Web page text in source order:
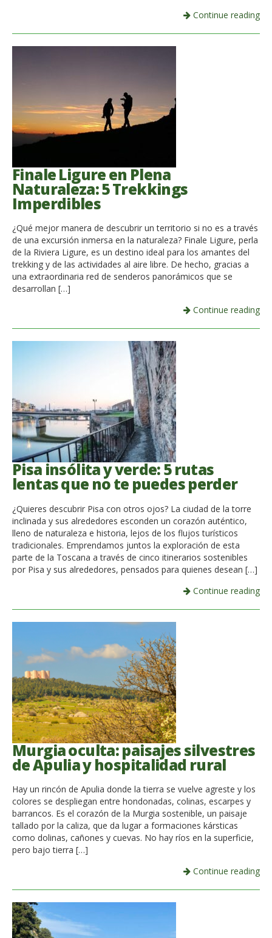
Continue reading
Finale Ligure en Plena
Naturaleza: 5 Trekkings
Imperdibles
¿Qué mejor manera de descubrir un territorio si no es a través
de una excursión inmersa en la naturaleza? Finale Ligure, perla
de la Riviera Ligure, es un destino ideal para los amantes del
trekking y de las actividades al aire libre. De hecho, gracias a
una extraordinaria red de senderos panorámicos que se
desarrollan […]
Continue reading
Pisa insólita y verde: 5 rutas
lentas que no te puedes perder
¿Quieres descubrir Pisa con otros ojos? La ciudad de la torre
inclinada y sus alrededores esconden un corazón auténtico,
lleno de naturaleza e historia, lejos de los flujos turísticos
tradicionales. Emprendamos juntos la exploración de esta
parte de la Toscana a través de cinco itinerarios sostenibles
por Pisa y sus alrededores, pensados para quienes desean […]
Continue reading
Murgia oculta: paisajes silvestres
de Apulia y hospitalidad rural
Hay un rincón de Apulia donde la tierra se vuelve agreste y los
colores se despliegan entre hondonadas, colinas, escarpes y
barrancos. Es el corazón de la Murgia sostenible, un paisaje
tallado por la caliza, que da lugar a formaciones kársticas
como dolinas, cañones y cuevas. No hay ríos en la superficie,
pero bajo tierra […]
Continue reading